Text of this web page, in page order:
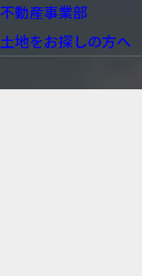
不動産事業部
土地をお探しの方へ